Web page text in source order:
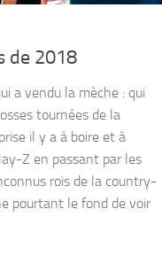
de 2018
a vendu la mèche : qui
tournées de la
il y a à boire et à
Z en passant par les
rois de la country-
pourtant le fond de voir